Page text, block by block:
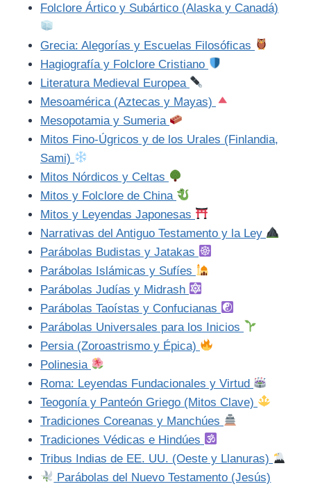
Folclore Ártico y Subártico (Alaska y Canadá)
Grecia: Alegorías y Escuelas Filosóficas
Hagiografía y Folclore Cristiano
Literatura Medieval Europea
Mesoamérica (Aztecas y Mayas)
Mesopotamia y Sumeria
Mitos Fino-Úgricos y de los Urales (Finlandia,
Sami)
Mitos Nórdicos y Celtas
Mitos y Folclore de China
Mitos y Leyendas Japonesas
Narrativas del Antiguo Testamento y la Ley
Parábolas Budistas y Jatakas
Parábolas Islámicas y Sufíes
Parábolas Judías y Midrash
Parábolas Taoístas y Confucianas
Parábolas Universales para los Inicios
Persia (Zoroastrismo y Épica)
Polinesia
Roma: Leyendas Fundacionales y Virtud
Teogonía y Panteón Griego (Mitos Clave)
Tradiciones Coreanas y Manchúes
Tradiciones Védicas e Hindúes
Tribus Indias de EE. UU. (Oeste y Llanuras)
Parábolas del Nuevo Testamento (Jesús)